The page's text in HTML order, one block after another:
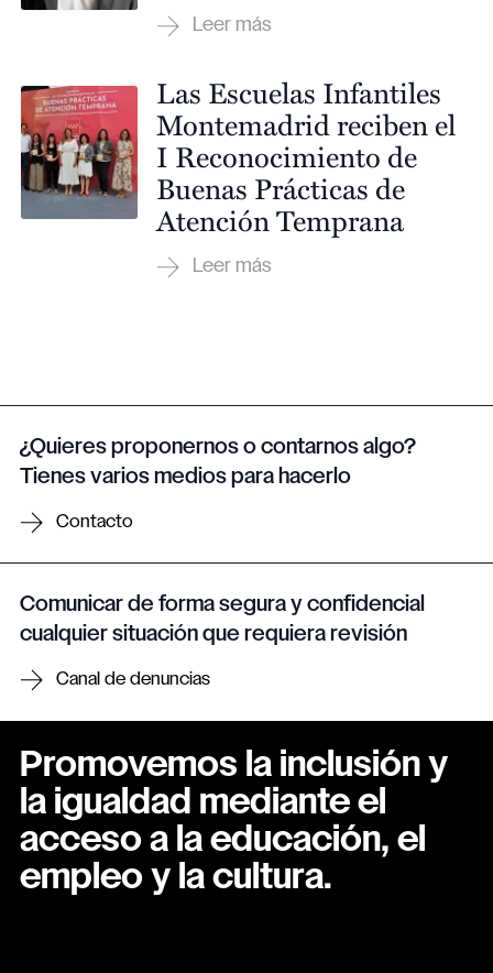
Las Escuelas Infantiles
Montemadrid reciben el
I Reconocimiento de
Buenas Prácticas de
Atención Temprana
¿Quieres proponernos o contarnos algo?
Tienes varios medios para hacerlo
Contacto
Comunicar de forma segura y confidencial
cualquier situación que requiera revisión
Canal de denuncias
Promovemos la inclusión y
la igualdad mediante el
acceso a la educación, el
empleo y la cultura.